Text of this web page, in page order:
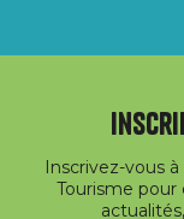
Inscrivez-vous
Tourisme